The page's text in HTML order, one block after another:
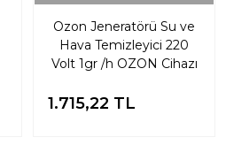
Ozon Jeneratörü Su ve
Hava Temizleyici 220
Volt 1gr /h OZON Cihazı
1.715,22 TL